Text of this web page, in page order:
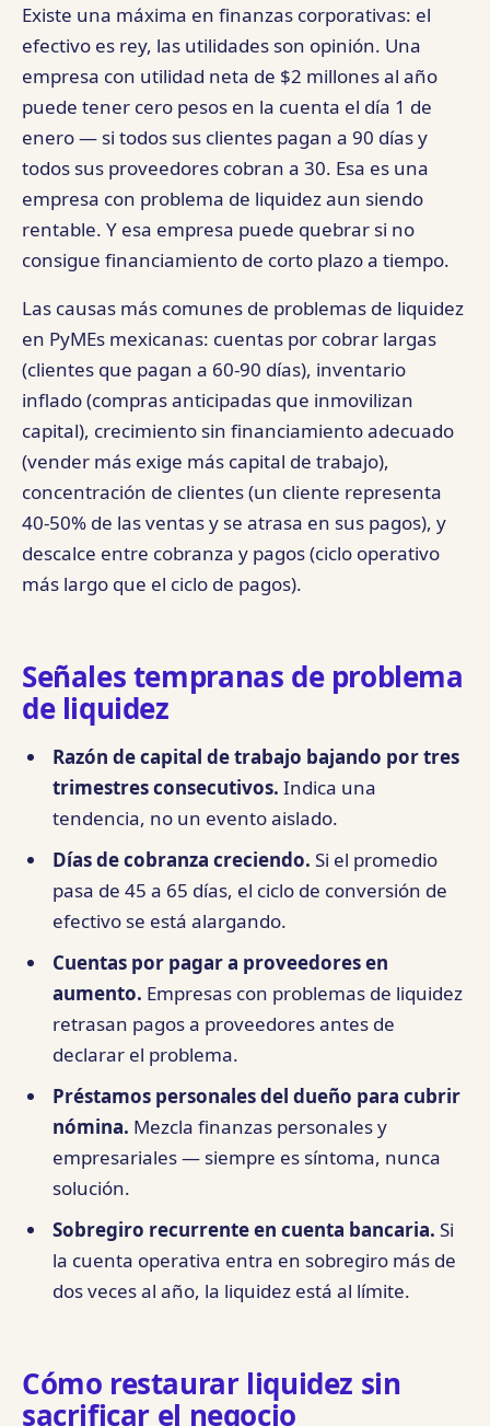
Existe una máxima en finanzas corporativas: el
efectivo es rey, las utilidades son opinión. Una
empresa con utilidad neta de $2 millones al año
puede tener cero pesos en la cuenta el día 1 de
enero — si todos sus clientes pagan a 90 días y
todos sus proveedores cobran a 30. Esa es una
empresa con problema de liquidez aun siendo
rentable. Y esa empresa puede quebrar si no
consigue financiamiento de corto plazo a tiempo.
Las causas más comunes de problemas de liquidez
en PyMEs mexicanas: cuentas por cobrar largas
(clientes que pagan a 60-90 días), inventario
inflado (compras anticipadas que inmovilizan
capital), crecimiento sin financiamiento adecuado
(vender más exige más capital de trabajo),
concentración de clientes (un cliente representa
40-50% de las ventas y se atrasa en sus pagos), y
descalce entre cobranza y pagos (ciclo operativo
más largo que el ciclo de pagos).
Señales tempranas de problema
de liquidez
Razón de capital de trabajo bajando por tres
trimestres consecutivos. Indica una
tendencia, no un evento aislado.
Días de cobranza creciendo. Si el promedio
pasa de 45 a 65 días, el ciclo de conversión de
efectivo se está alargando.
Cuentas por pagar a proveedores en
aumento. Empresas con problemas de liquidez
retrasan pagos a proveedores antes de
declarar el problema.
Préstamos personales del dueño para cubrir
nómina. Mezcla finanzas personales y
empresariales — siempre es síntoma, nunca
solución.
Sobregiro recurrente en cuenta bancaria. Si
la cuenta operativa entra en sobregiro más de
dos veces al año, la liquidez está al límite.
Cómo restaurar liquidez sin
sacrificar el negocio